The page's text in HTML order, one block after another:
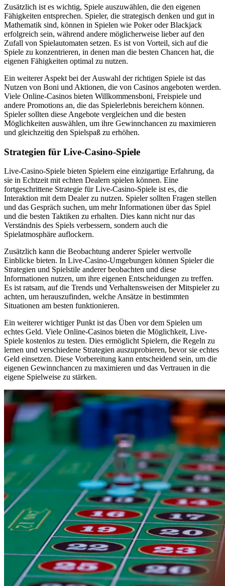
Zusätzlich ist es wichtig, Spiele auszuwählen, die den eigenen
Fähigkeiten entsprechen. Spieler, die strategisch denken und gut in
Mathematik sind, können in Spielen wie Poker oder Blackjack
erfolgreich sein, während andere möglicherweise lieber auf den
Zufall von Spielautomaten setzen. Es ist von Vorteil, sich auf die
Spiele zu konzentrieren, in denen man die besten Chancen hat, die
eigenen Fähigkeiten optimal zu nutzen.
Ein weiterer Aspekt bei der Auswahl der richtigen Spiele ist das
Nutzen von Boni und Aktionen, die von Casinos angeboten werden.
Viele Online-Casinos bieten Willkommensboni, Freispiele und
andere Promotions an, die das Spielerlebnis bereichern können.
Spieler sollten diese Angebote vergleichen und die besten
Möglichkeiten auswählen, um ihre Gewinnchancen zu maximieren
und gleichzeitig den Spielspaß zu erhöhen.
Strategien für Live-Casino-Spiele
Live-Casino-Spiele bieten Spielern eine einzigartige Erfahrung, da
sie in Echtzeit mit echten Dealern spielen können. Eine
fortgeschrittene Strategie für Live-Casino-Spiele ist es, die
Interaktion mit dem Dealer zu nutzen. Spieler sollten Fragen stellen
und das Gespräch suchen, um mehr Informationen über das Spiel
und die besten Taktiken zu erhalten. Dies kann nicht nur das
Verständnis des Spiels verbessern, sondern auch die
Spielatmosphäre auflockern.
Zusätzlich kann die Beobachtung anderer Spieler wertvolle
Einblicke bieten. In Live-Casino-Umgebungen können Spieler die
Strategien und Spielstile anderer beobachten und diese
Informationen nutzen, um ihre eigenen Entscheidungen zu treffen.
Es ist ratsam, auf die Trends und Verhaltensweisen der Mitspieler zu
achten, um herauszufinden, welche Ansätze in bestimmten
Situationen am besten funktionieren.
Ein weiterer wichtiger Punkt ist das Üben vor dem Spielen um
echtes Geld. Viele Online-Casinos bieten die Möglichkeit, Live-
Spiele kostenlos zu testen. Dies ermöglicht Spielern, die Regeln zu
lernen und verschiedene Strategien auszuprobieren, bevor sie echtes
Geld einsetzen. Diese Vorbereitung kann entscheidend sein, um die
eigenen Gewinnchancen zu maximieren und das Vertrauen in die
eigene Spielweise zu stärken.